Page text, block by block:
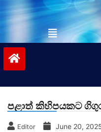
පළාත් කිහිපයකට
Editor June 20,